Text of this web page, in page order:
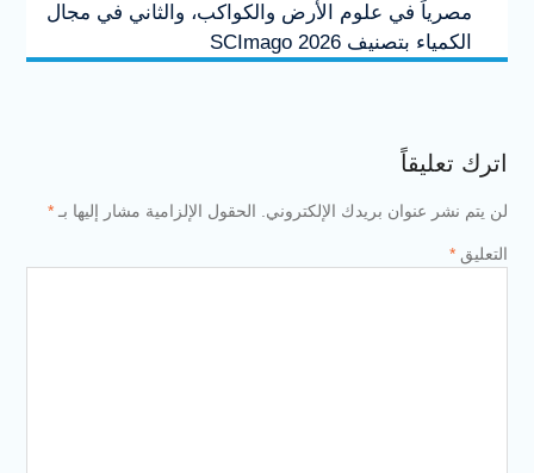
مصرياً في علوم الأرض والكواكب، والثاني في مجال
الكمياء بتصنيف SCImago 2026
اترك تعليقاً
لن يتم نشر عنوان بريدك الإلكتروني. الحقول الإلزامية مشار إليها بـ *
التعليق *